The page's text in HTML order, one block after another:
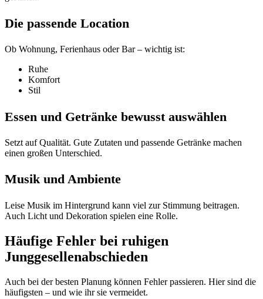
Die passende Location
Ob Wohnung, Ferienhaus oder Bar – wichtig ist:
Ruhe
Komfort
Stil
Essen und Getränke bewusst auswählen
Setzt auf Qualität. Gute Zutaten und passende Getränke machen
einen großen Unterschied.
Musik und Ambiente
Leise Musik im Hintergrund kann viel zur Stimmung beitragen.
Auch Licht und Dekoration spielen eine Rolle.
Häufige Fehler bei ruhigen
Junggesellenabschieden
Auch bei der besten Planung können Fehler passieren. Hier sind die
häufigsten – und wie ihr sie vermeidet.